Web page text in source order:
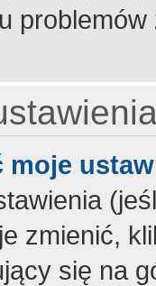
moje
zmienić,
się na